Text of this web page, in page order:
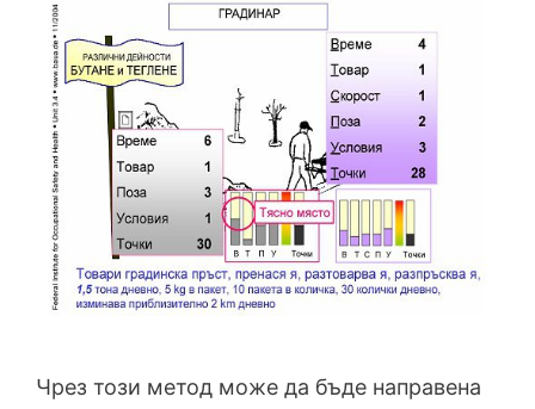
Чрез този метод може да бъде направена